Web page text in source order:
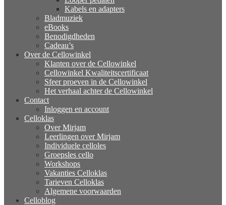
Kabels en adapters
Bladmuziek
eBooks
Benodigdheden
Cadeau’s
Over de Cellowinkel
Klanten over de Cellowinkel
Cellowinkel Kwaliteitscertificaat
Sfeer proeven in de Cellowinkel
Het verhaal achter de Cellowinkel
Contact
Inloggen en account
Celloklas
Over Mirjam
Leerlingen over Mirjam
Individuele celloles
Groepsles cello
Workshops
Vakanties Celloklas
Tarieven Celloklas
Algemene voorwaarden
Celloblog